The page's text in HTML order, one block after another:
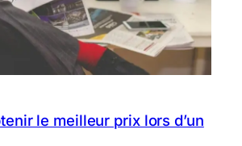
le meilleur prix lors d’un